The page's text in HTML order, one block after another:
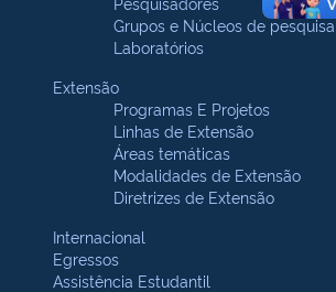
Grupos e Núcleos de pesquisa
Laboratórios
Extensão
Programas E Projetos
Linhas de Extensão
Áreas temáticas
Modalidades de Extensão
Diretrizes de Extensão
Internacional
Egressos
Assistência Estudantil